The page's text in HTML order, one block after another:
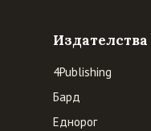
Издателства
4Publishing
Бард
Еднорог